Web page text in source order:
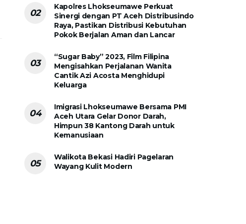
Kapolres Lhokseumawe Perkuat
Sinergi dengan PT Aceh Distribusindo
Raya, Pastikan Distribusi Kebutuhan
Pokok Berjalan Aman dan Lancar
“Sugar Baby” 2023, Film Filipina
Mengisahkan Perjalanan Wanita
Cantik Azi Acosta Menghidupi
Keluarga
Imigrasi Lhokseumawe Bersama PMI
Aceh Utara Gelar Donor Darah,
Himpun 38 Kantong Darah untuk
Kemanusiaan
Walikota Bekasi Hadiri Pagelaran
Wayang Kulit Modern